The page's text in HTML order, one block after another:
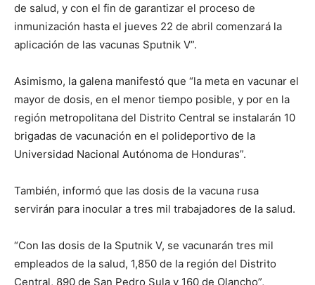
de salud, y con el fin de garantizar el proceso de
inmunización hasta el jueves 22 de abril comenzará la
aplicación de las vacunas Sputnik V”.
Asimismo, la galena manifestó que “la meta en vacunar el
mayor de dosis, en el menor tiempo posible, y por en la
región metropolitana del Distrito Central se instalarán 10
brigadas de vacunación en el polideportivo de la
Universidad Nacional Autónoma de Honduras”.
También, informó que las dosis de la vacuna rusa
servirán para inocular a tres mil trabajadores de la salud.
“Con las dosis de la Sputnik V, se vacunarán tres mil
empleados de la salud, 1,850 de la región del Distrito
Central, 890 de San Pedro Sula y 160 de Olancho”,